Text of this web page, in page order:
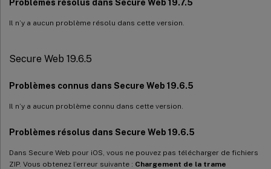
Problèmes résolus dans Secure Web 19.7.5
Il n’y a aucun problème résolu dans cette version.
Secure Web 19.6.5
Problèmes connus dans Secure Web 19.6.5
Il n’y a aucun problème connu dans cette version.
Problèmes résolus dans Secure Web 19.6.5
Dans Secure Web pour iOS, vous ne pouvez pas télécharger de fichiers
ZIP. Vous obtenez l’erreur suivante : Chargement de la trame